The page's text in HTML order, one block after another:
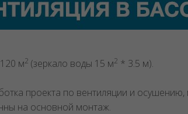
м2 (зеркало воды 15 м2 * 3.5 м).
проекта по вентиляции и
на основной монтаж.